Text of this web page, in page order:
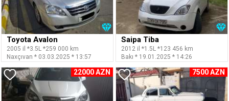
Toyota Avalon
2005 il *3.5L *259 000 km
Naxçıvan * 03.03.2025 * 13:57
Saipa Tiba
2012 il *1.5L *123 456 km
Bakı * 19.01.2025 * 14:26
22000 AZN 7500 AZN